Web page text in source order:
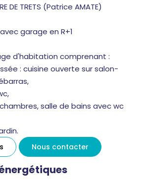
DE TRETS (Patrice AMATE)
garage en R+1
d'habitation comprenant :
: cuisine ouverte sur salon-
salle de bains avec wc
Nous contacter